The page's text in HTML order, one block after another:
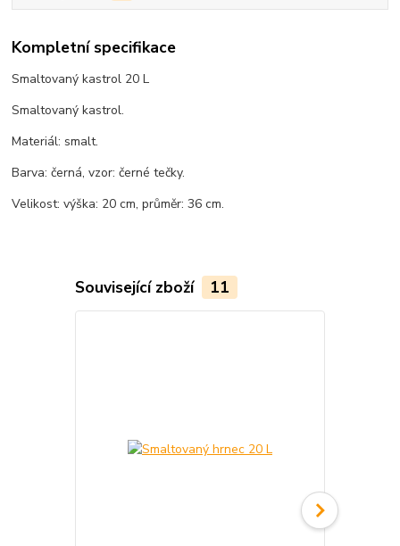
Kompletní specifikace
Smaltovaný kastrol 20 L
Smaltovaný kastrol.
Materiál: smalt.
Barva: černá, vzor: černé tečky.
Velikost: výška: 20 cm, průměr: 36 cm.
Související zboží 11